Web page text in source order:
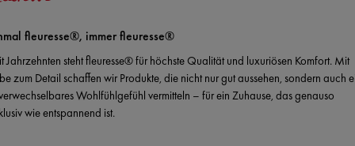
fleuresse®, immer fleuresse®
Jahrzehnten steht fleuresse® für höchste Qualität und luxuriösen Komfort. Mit
zum Detail schaffen wir Produkte, die nicht nur gut aussehen, sondern auch
Wohlfühlgefühl vermitteln – für ein Zuhause, das genauso
wie entspannend ist.